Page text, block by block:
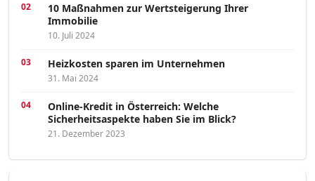
10 Maßnahmen zur Wertsteigerung Ihrer
Immobilie
10. Juli 2024
Heizkosten sparen im Unternehmen
31. Mai 2024
Online-Kredit in Österreich: Welche
Sicherheitsaspekte haben Sie im Blick?
21. Dezember 2023